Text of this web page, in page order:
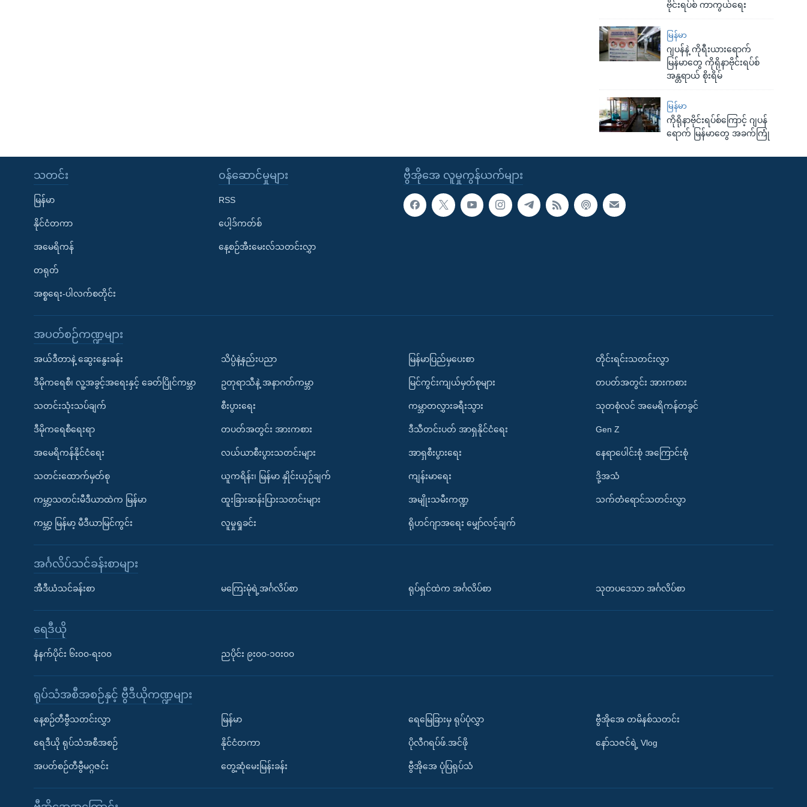
ဗိုင်းရပ်စ် ကာကွယ်ရေး
မြန်မာ
ဂျပန်နဲ့ ကိုရီးယားရောက်
မြန်မာတွေ ကိုရိုနာဗိုင်းရပ်စ်
အန္တရာယ် စိုးရိမ်
မြန်မာ
ကိုရိုနာဗိုင်းရပ်စ်ကြောင့် ဂျပန်
ရောက် မြန်မာတွေ အခက်ကြုံ
ဗွီအိုအေ လူမှုကွန်ယက်များ
သတင်း
မြန်မာ
နိုင်ငံတကာ
အမေရိကန်
တရုတ်
အစ္စရေး-ပါလက်စတိုင်း
၀န်ဆောင်မှုများ
RSS
ပေါ့ဒ်ကတ်စ်
နေ့စဉ်အီးမေးလ်သတင်းလွှာ
အပတ်စဉ်ကဏ္ဍများ
အယ်ဒီတာနဲ့ ဆွေးနွေးခန်း
ဒီမိုကရေစီ၊ လူ့အခွင့်အရေးနှင့် ခေတ်ပြိုင်ကမ္ဘာ
သတင်းသုံးသပ်ချက်
ဒီမိုကရေစီရေးရာ
အမေရိကန်နိုင်ငံရေး
သတင်းထောက်မှတ်စု
ကမ္ဘာ့သတင်းမီဒီယာထဲက မြန်မာ
ကမ္ဘာ့ မြန်မာ့ မီဒီယာမြင်ကွင်း
သိပ္ပံနဲ့နည်းပညာ
ဥတုရာသီနဲ့ အနာဂတ်ကမ္ဘာ
စီးပွားရေး
တပတ်အတွင်း အားကစား
လယ်ယာစီးပွားသတင်းများ
ယူကရိန်း၊ မြန်မာ နှိုင်းယှဉ်ချက်
ထူးခြားဆန်းပြားသတင်းများ
လူမှုရှုခင်း
မြန်မာပြည်မှပေးစာ
မြင်ကွင်းကျယ်မှတ်စုများ
ကမ္ဘာတလွှားခရီးသွား
ဒီသီတင်းပတ် အာရှနိုင်ငံရေး
အာရှစီးပွားရေး
ကျန်းမာရေး
အမျိုးသမီးကဏ္ဍ
ရိုဟင်ဂျာအရေး မျှော်လင့်ချက်
တိုင်းရင်းသတင်းလွှာ
တပတ်အတွင်း အားကစား
သုတစုံလင် အမေရိကန်တခွင်
Gen Z
နေရာပေါင်းစုံ အကြောင်းစုံ
ဒို့အသံ
သက်တံရောင်သတင်းလွှာ
အင်္ဂလိပ်သင်ခန်းစာများ
အီဒီယံသင်ခန်းစာ မကြေးမုံရဲ့အင်္ဂလိပ်စာ ရုပ်ရှင်ထဲက အင်္ဂလိပ်စာ သုတပဒေသာ အင်္ဂလိပ်စာ
ရေဒီယို
နံနက်ပိုင်း ၆း၀၀-ရး၀၀ ညပိုင်း ၉း၀၀-၁၀း၀၀
ရုပ်သံအစီအစဉ်နှင့် ဗွီဒီယိုကဏ္ဍများ
နေ့စဉ်တီဗွီသတင်းလွှာ
ရေဒီယို ရုပ်သံအစီအစဉ်
အပတ်စဉ်တီဗွီမဂ္ဂဇင်း
မြန်မာ
နိုင်ငံတကာ
တွေ့ဆုံမေးမြန်းခန်း
ရေမြေခြားမှ ရုပ်ပုံလွှာ
ပိုလီဂရပ်ဖ်.အင်ဖို
ဗွီအိုအေ ပုံပြရုပ်သံ
ဗွီအိုအေ တမိနစ်သတင်း
နော်သဇင်ရဲ့ Vlog